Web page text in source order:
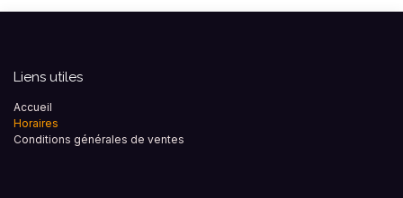
Liens utiles
Accueil
Horaires
Conditions générales de ventes